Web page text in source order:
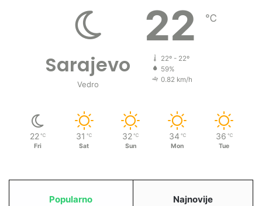
Sarajevo
Vedro
22 ℃
22º - 22º
59%
0.82 km/h
22 ℃
Fri
31 ℃
Sat
32 ℃
Sun
34 ℃
Mon
36 ℃
Tue
Popularno Najnovije